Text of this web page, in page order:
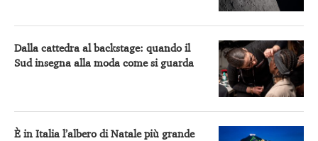
Dalla cattedra al backstage: quando il
Sud insegna alla moda come si guarda
È in Italia l’albero di Natale più grande